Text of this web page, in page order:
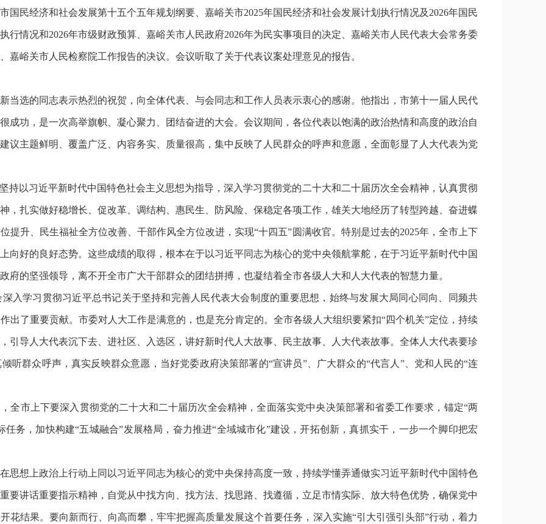
国民经济和社会发展第十五个五年规划纲要、嘉峪关市2025年国民经济和社会发展计划执行情况及2026年国民
行情况和2026年市级财政预算、嘉峪关市人民政府2026年为民实事项目的决定、嘉峪关市人民代表大会常务委
嘉峪关市人民检察院工作报告的决议。会议听取了关于代表议案处理意见的报告。
当选的同志表示热烈的祝贺，向全体代表、与会同志和工作人员表示衷心的感谢。他指出，市第十一届人民代
成功，是一次高举旗帜、凝心聚力、团结奋进的大会。会议期间，各位代表以饱满的政治热情和高度的政治自
议主题鲜明、覆盖广泛、内容务实、质量很高，集中反映了人民群众的呼声和意愿，全面彰显了人大代表为党
持以习近平新时代中国特色社会主义思想为指导，深入学习贯彻党的二十大和二十届历次全会精神，认真贯彻
，扎实做好稳增长、促改革、调结构、惠民生、防风险、保稳定各项工作，雄关大地经历了转型跨越、奋进蝶
提升、民生福祉全方位改善、干部作风全方位改进，实现“十四五”圆满收官。特别是过去的2025年，全市上下
向好的良好态势。这些成绩的取得，根本在于以习近平同志为核心的党中央领航掌舵，在于习近平新时代中国
府的坚强领导，离不开全市广大干部群众的团结拼搏，也凝结着全市各级人大和人大代表的智慧力量。
入学习贯彻习近平总书记关于坚持和完善人民代表大会制度的重要思想，始终与发展大局同心同向、同频共
出了重要贡献。市委对人大工作是满意的，也是充分肯定的。全市各级人大组织要紧扣“四个机关”定位，持续
引导人大代表沉下去、进社区、入选区，讲好新时代人大故事、民主故事、人大代表故事。全体人大代表要珍
听群众呼声，真实反映群众意愿，当好党委政府决策部署的“宣讲员”、广大群众的“代言人”、党和人民的“连
全市上下要深入贯彻党的二十大和二十届历次全会精神，全面落实党中央决策部署和省委工作要求，锚定“两
务，加快构建“五城融合”发展格局，奋力推进“全域城市化”建设，开拓创新，真抓实干，一步一个脚印把宏
思想上政治上行动上同以习近平同志为核心的党中央保持高度一致，持续学懂弄通做实习近平新时代中国特色
要讲话重要指示精神，自觉从中找方向、找方法、找思路、找遵循，立足市情实际、放大特色优势，确保党中
花结果。要向新而行、向高而攀，牢牢把握高质量发展这个首要任务，深入实施“引大引强引头部”行动，着力